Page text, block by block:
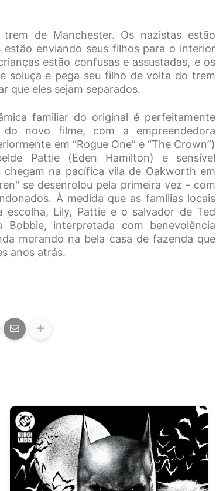
de Manchester. Os nazistas estão
enviando seus filhos para o interior
estão confusas e assustadas, e os
soluça e pega seu filho de volta do trem
que eles sejam separados.
familiar do original é perfeitamente
novo filme, com a empreendedora
em “Rogue One” e “The Crown”)
Pattie (Eden Hamilton) e sensível
na pacífica vila de Oakworth em
se desenrolou pela primeira vez - com
À medida que as famílias locais
escolha, Lily, Pattie e o salvador de Ted
interpretada com benevolência
morando na bela casa de fazenda que
anos atrás.